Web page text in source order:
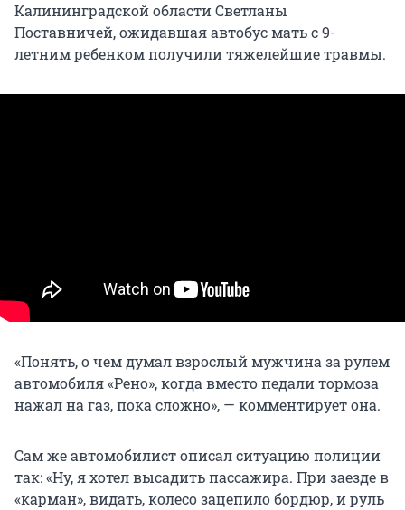
Калининградской области Светланы
Поставничей, ожидавшая автобус мать с 9-
летним ребенком получили тяжелейшие травмы.
«Понять, о чем думал взрослый мужчина за рулем
автомобиля «Рено», когда вместо педали тормоза
нажал на газ, пока сложно», — комментирует она.
Сам же автомобилист описал ситуацию полиции
так: «Ну, я хотел высадить пассажира. При заезде в
«карман», видать, колесо зацепило бордюр, и руль